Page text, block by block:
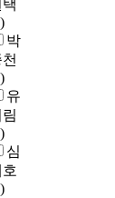
박
유
심